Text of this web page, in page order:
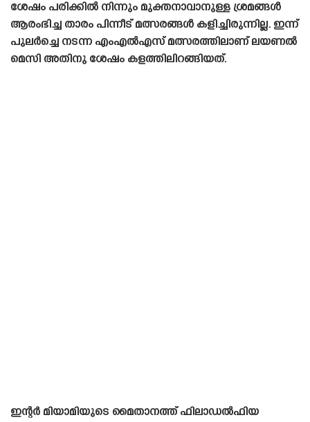
ശേഷം പരിക്കിൽ നിന്നും മുക്തനാവാനുള്ള ശ്രമങ്ങൾ
ആരംഭിച്ച താരം പിന്നീട് മത്സരങ്ങൾ കളിച്ചിരുന്നില്ല. ഇന്ന്
പുലർച്ചെ നടന്ന എംഎൽഎസ് മത്സരത്തിലാണ് ലയണൽ
മെസി അതിനു ശേഷം കളത്തിലിറങ്ങിയത്.
ഇന്റർ മിയാമിയുടെ മൈതാനത്ത് ഫിലാഡൽഫിയ